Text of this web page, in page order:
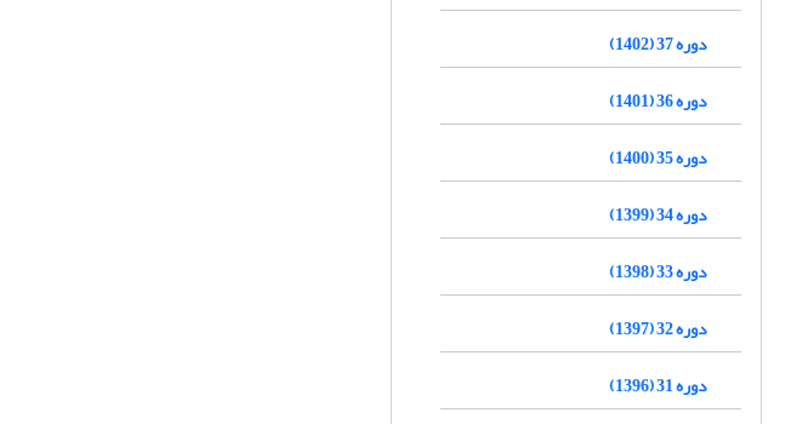
دوره 37 (1402)
دوره 36 (1401)
دوره 35 (1400)
دوره 34 (1399)
دوره 33 (1398)
دوره 32 (1397)
دوره 31 (1396)